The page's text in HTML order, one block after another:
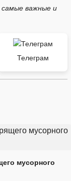
важные и
Телеграм
мусорного